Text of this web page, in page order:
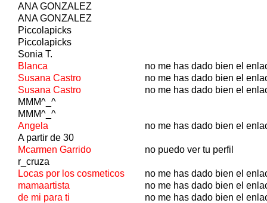
ANA GONZALEZ
ANA GONZALEZ
Piccolapicks
Piccolapicks
Sonia T.
Blanca
no me has dado bien el
Susana Castro
no me has dado bien el
Susana Castro
no me has dado bien el
MMM^_^
MMM^_^
Angela
no me has dado bien el
A partir de 30
Mcarmen Garrido
no puedo ver tu perfil
r_cruza
Locas por los cosmeticos
no me has dado bien el
mamaartista
no me has dado bien el
de mi para ti
no me has dado bien el